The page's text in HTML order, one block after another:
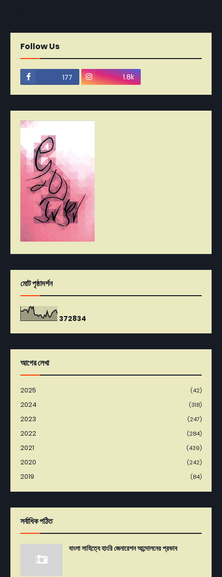
Follow Us
177 1.8k
মোট পৃষ্ঠাদর্শন
372834
আগের লেখা
2025 (42)
2024 (318)
2023 (247)
2022 (284)
2021 (439)
2020 (242)
2019 (84)
সর্বাধিক পঠিত
বাংলা সাহিত্যে হাংরি জেনারেশন আন্দোলনের প্রভাব